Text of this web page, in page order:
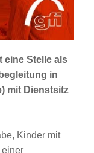
eine Stelle als
in
mit Dienstsitz
Kinder mit
einer